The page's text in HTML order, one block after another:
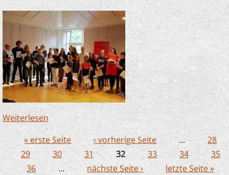
Weiterlesen über Förderpreiskonzert am 12. Juni in
Finnentrop
Seiten
« erste Seite ‹ vorherige Seite …
28
29
30 31 32 33 34
35
36
… nächste Seite › letzte Seite »